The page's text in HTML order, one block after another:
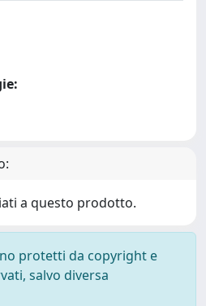
a questo prodotto.
protetti da copyright e
salvo diversa